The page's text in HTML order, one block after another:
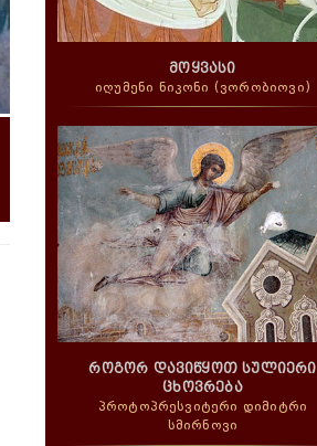
მოყვასი
იღუმენი ნიკონი (ვორობიოვი)
როგორ დავიწყოთ სულიერი
ცხოვრება
პროტოპრესვიტერი დიმიტრი
სმირნოვი